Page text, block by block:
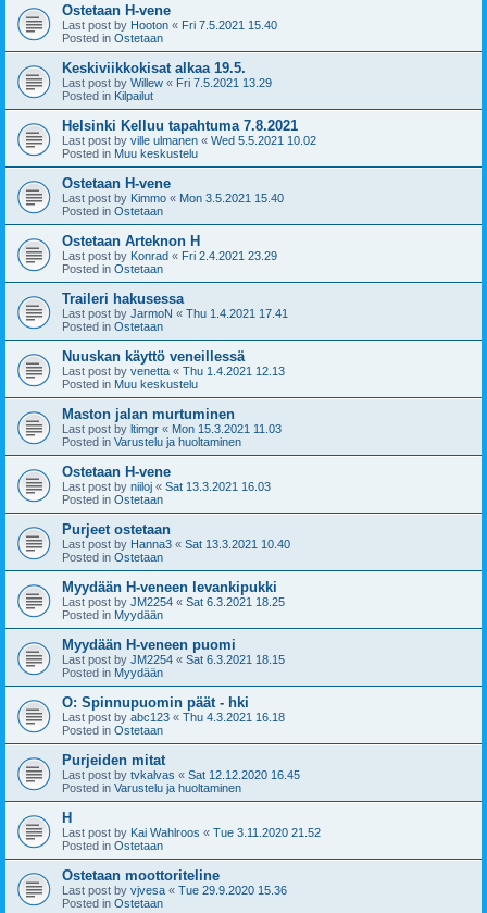
Ostetaan H-vene
Last post by Hooton « Fri 7.5.2021 15.40
Posted in Ostetaan
Keskiviikkokisat alkaa 19.5.
Last post by Willew « Fri 7.5.2021 13.29
Posted in Kilpailut
Helsinki Kelluu tapahtuma 7.8.2021
Last post by ville ulmanen « Wed 5.5.2021 10.02
Posted in Muu keskustelu
Ostetaan H-vene
Last post by Kimmo « Mon 3.5.2021 15.40
Posted in Ostetaan
Ostetaan Arteknon H
Last post by Konrad « Fri 2.4.2021 23.29
Posted in Ostetaan
Traileri hakusessa
Last post by JarmoN « Thu 1.4.2021 17.41
Posted in Ostetaan
Nuuskan käyttö veneillessä
Last post by venetta « Thu 1.4.2021 12.13
Posted in Muu keskustelu
Maston jalan murtuminen
Last post by ltimgr « Mon 15.3.2021 11.03
Posted in Varustelu ja huoltaminen
Ostetaan H-vene
Last post by niiloj « Sat 13.3.2021 16.03
Posted in Ostetaan
Purjeet ostetaan
Last post by Hanna3 « Sat 13.3.2021 10.40
Posted in Ostetaan
Myydään H-veneen levankipukki
Last post by JM2254 « Sat 6.3.2021 18.25
Posted in Myydään
Myydään H-veneen puomi
Last post by JM2254 « Sat 6.3.2021 18.15
Posted in Myydään
O: Spinnupuomin päät - hki
Last post by abc123 « Thu 4.3.2021 16.18
Posted in Ostetaan
Purjeiden mitat
Last post by tvkalvas « Sat 12.12.2020 16.45
Posted in Varustelu ja huoltaminen
H
Last post by Kai Wahlroos « Tue 3.11.2020 21.52
Posted in Ostetaan
Ostetaan moottoriteline
Last post by vjvesa « Tue 29.9.2020 15.36
Posted in Ostetaan